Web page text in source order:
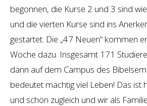
MEDIEN
KONTAKT
LINKS
begonnen, die Kurse 2 und 3 sind
und die vierten Kurse sind ins
gestartet. Die „47 Neuen“ kommen
Woche dazu. Insgesamt 171
dann auf dem Campus des
bedeutet mächtig viel Leben! Das ist
und schön zugleich und wir als